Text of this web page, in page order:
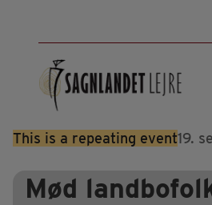
indhold
This is a repeating event19.
Mød